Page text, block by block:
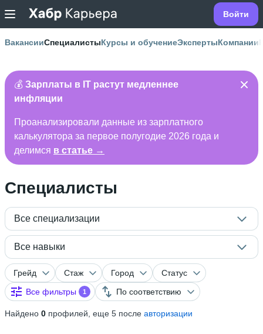
Войти
ВакансииСпециалистыКурсы и обучениеЭкспертыКомпании
💰 Зарплаты в IT растут медленнее
инфляции
Проанализировали данные из зарплатного
калькулятора за первое полугодие 2026 года и
делимся в статье →
Специалисты
Все специализации
Все навыки
Грейд Стаж Город
Статус
Все фильтры
1 По соответствию
Найдено 0 профилей, еще 5 после авторизации